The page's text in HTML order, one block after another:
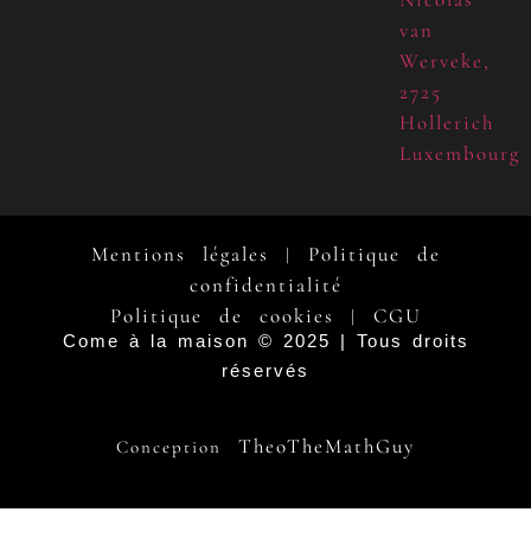
van
Werveke,
2725
Hollerich
Luxembourg
Mentions légales | Politique de
confidentialité
Politique de cookies
| CGU
Come à la maison © 2025 | Tous droits
réservés
Conception TheoTheMathGuy